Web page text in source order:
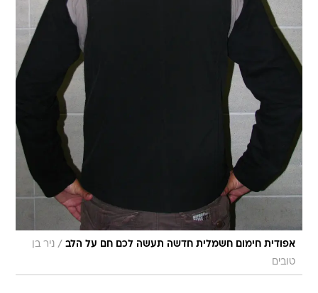
אפודית חימום חשמלית חדשה תעשה לכם חם על הלב / ניר בן
טובים